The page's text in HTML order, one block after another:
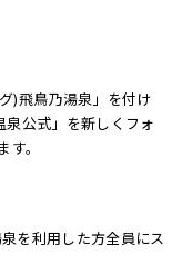
)飛鳥乃湯泉」を付け
公式」を新しくフォ
す。
を利用した方全員にス